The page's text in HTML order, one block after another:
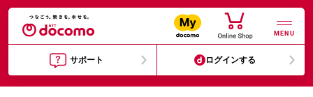
MENU
サポート ログインする